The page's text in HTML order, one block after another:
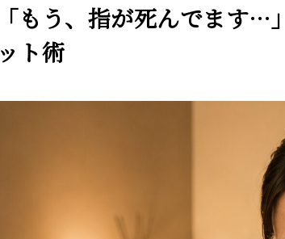
「もう、指が死んでます
ット術